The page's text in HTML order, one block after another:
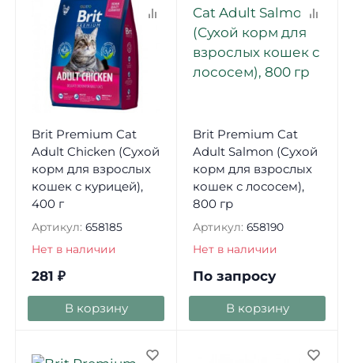
Brit Premium Cat
Adult Chicken (Сухой
корм для взрослых
кошек с курицей),
400 г
Артикул: 658185
Нет в наличии
281 ₽
В корзину
Brit Premium Cat
Adult Salmon (Сухой
корм для взрослых
кошек с лососем),
800 гр
Артикул: 658190
Нет в наличии
По запросу
В корзину